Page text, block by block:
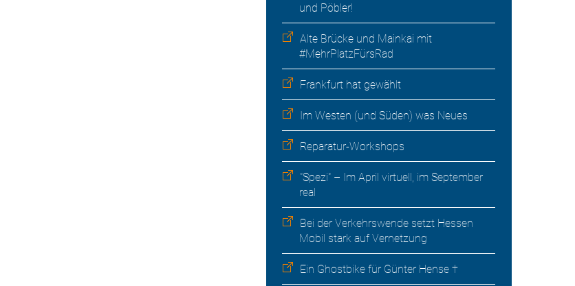
und Pöbler!
Alte Brücke und Mainkai mit
#MehrPlatzFürsRad
Frankfurt hat gewählt
Im Westen (und Süden) was Neues
Reparatur-Workshops
"Spezi" – Im April virtuell, im September
real
Bei der Verkehrswende setzt Hessen
Mobil stark auf Vernetzung
Ein Ghostbike für Günter Hense †